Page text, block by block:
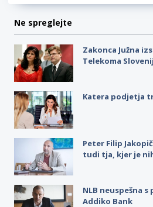
Ne spreglejte
Zakonca Južna
Telekoma
Katera podjetja
Peter Filip
tudi tja, kjer je
NLB neuspešna
Addiko Bank